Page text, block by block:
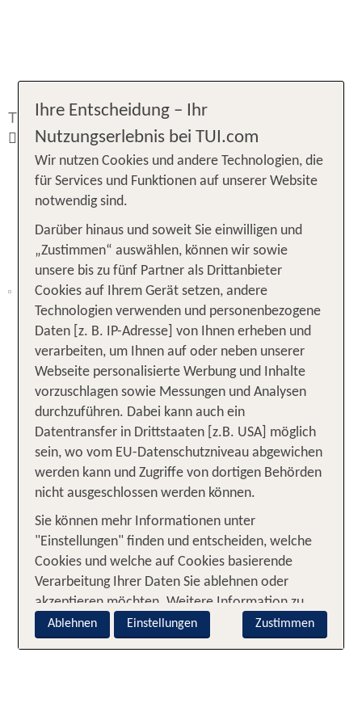
TUI.com
TUI Partner Hotels
TUI Partner Hotels Curacao
TUI PARTNER HOTELS AUF
CURACAO
Hotels mit dieser Kennzeichnung sind Teil des TUI
Partner Hotel Programms und haben eine
gesonderte Vermarktungsvereinbarung
im Rahmen ihrer engen Zusammenarbeit mit TUI.
Ob Stadt, Strand oder Berg, ob für die ganze
Familie oder zu Zweit –
Erlebe einen unvergesslichen Urlaub in einem
unsererTUI PARTNER HOTELSin über 25
Ländern weltweit!
Ihre Entscheidung – Ihr
Nutzungserlebnis bei TUI.com
Wir nutzen Cookies und andere Technologien, die
für Services und Funktionen auf unserer Website
notwendig sind.
Darüber hinaus und soweit Sie einwilligen und
„Zustimmen“ auswählen, können wir sowie
unsere bis zu fünf Partner als Drittanbieter
Cookies auf Ihrem Gerät setzen, andere
Technologien verwenden und personenbezogene
Daten [z. B. IP-Adresse] von Ihnen erheben und
verarbeiten, um Ihnen auf oder neben unserer
Webseite personalisierte Werbung und Inhalte
vorzuschlagen sowie Messungen und Analysen
durchzuführen. Dabei kann auch ein
Datentransfer in Drittstaaten [z.B. USA] möglich
sein, wo vom EU-Datenschutzniveau abgewichen
werden kann und Zugriffe von dortigen Behörden
nicht ausgeschlossen werden können.
Sie können mehr Informationen unter
"Einstellungen" finden und entscheiden, welche
Cookies und welche auf Cookies basierende
Verarbeitung Ihrer Daten Sie ablehnen oder
akzeptieren möchten. Weitere Information zu
den Cookies finden Sie imCookie-Hinweis.
Zusätzliche Informationen zur auf Cookies
Zustimmen
Ablehnen Einstellungen